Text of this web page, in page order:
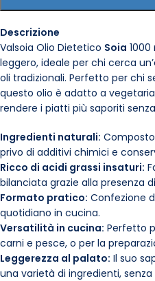
Descrizione
Valsoia Olio Dietetico Soia
leggero, ideale per chi cerca
oli tradizionali. Perfetto per chi
questo olio è adatto a
rendere i piatti più saporiti
Ingredienti naturali:
privo di additivi chimici e
Ricco di acidi grassi insaturi:
bilanciata grazie alla presenza
Formato pratico: Confezione
quotidiano in cucina.
Versatilità in cucina: Perfetto
carni e pesce, o per la
Leggerezza al palato: Il suo
una varietà di ingredienti,